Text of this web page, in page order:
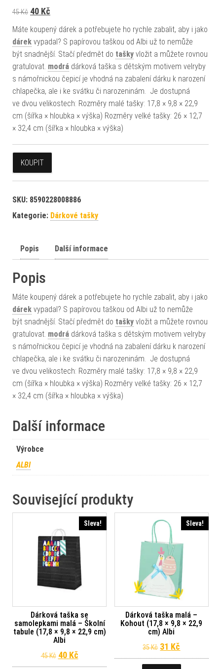
45Kč Původní cena byla: 45 Kč.
40 Kč
Máte koupený dárek a potřebujete ho rychle zabalit, aby i jako
dárek vypadal? S papírovou taškou od Albi už to nemůže
být snadnější. Stačí předmět do tašky vložit a můžete rovnou
gratulovat. modrá dárková taška s dětským motivem velryby
s námořnickou čepicí je vhodná na zabalení dárku k narození
chlapečka, ale i ke svátku či narozeninám. Je dostupná
ve dvou velikostech: Rozměry malé tašky: 17,8 × 9,8 × 22,9
cm (šířka × hloubka × výška) Rozměry velké tašky: 26 × 12,7
× 32,4 cm (šířka × hloubka × výška)
KOUPIT
SKU: 8590228008886
Kategorie: Dárkové tašky
Popis Další informace
Popis
Máte koupený dárek a potřebujete ho rychle zabalit, aby i jako
dárek vypadal? S papírovou taškou od Albi už to nemůže
být snadnější. Stačí předmět do tašky vložit a můžete rovnou
gratulovat. modrá dárková taška s dětským motivem velryby
s námořnickou čepicí je vhodná na zabalení dárku k narození
chlapečka, ale i ke svátku či narozeninám. Je dostupná
ve dvou velikostech: Rozměry malé tašky: 17,8 × 9,8 × 22,9
cm (šířka × hloubka × výška) Rozměry velké tašky: 26 × 12,7
× 32,4 cm (šířka × hloubka × výška)
Další informace
Výrobce
ALBI
Související produkty
Sleva!
Dárková taška se
samolepkami malá – Školní
tabule (17,8 × 9,8 × 22,9 cm)
Albi
45Kč Původní cena byla: 45 Kč.
40 KčAktuální cena je: 40 Kč.
Sleva!
Dárková taška malá –
Kohout (17,8 × 9,8 × 22,9
cm) Albi
35Kč Původní cena
31 Kč